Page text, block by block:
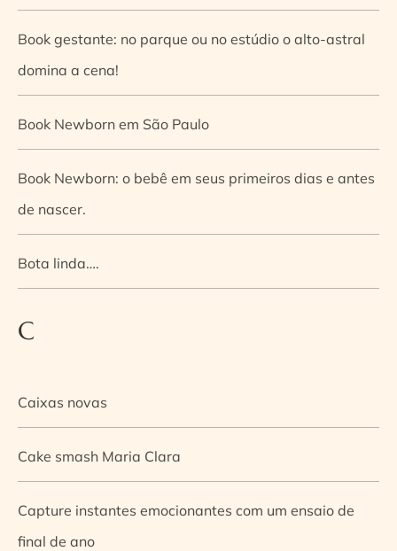
Book gestante: no parque ou no estúdio o alto-astral
domina a cena!
Book Newborn em São Paulo
Book Newborn: o bebê em seus primeiros dias e antes
de nascer.
Bota linda….
C
Caixas novas
Cake smash Maria Clara
Capture instantes emocionantes com um ensaio de
final de ano